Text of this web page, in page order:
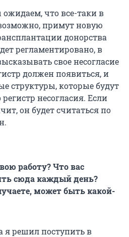
что все-таки в
примут новую
донорства
регламентировано, в
свое несогласие
должен появиться, и
структуры, которые будут
несогласия. Если
он будет считаться по
работу? Что вас
сюда каждый день?
может быть какой-
я решил поступить в